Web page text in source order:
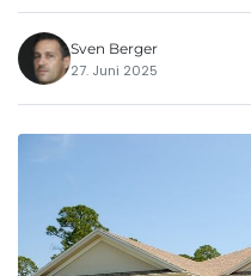
Sven Berger
27. Juni 2025